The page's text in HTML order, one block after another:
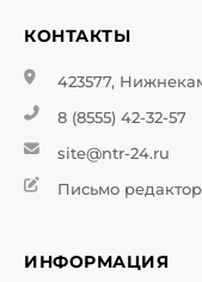
КОНТАКТЫ
423577,
8 (8555) 42-32-57
site@ntr-24.ru
Письмо
ИНФОРМАЦИЯ